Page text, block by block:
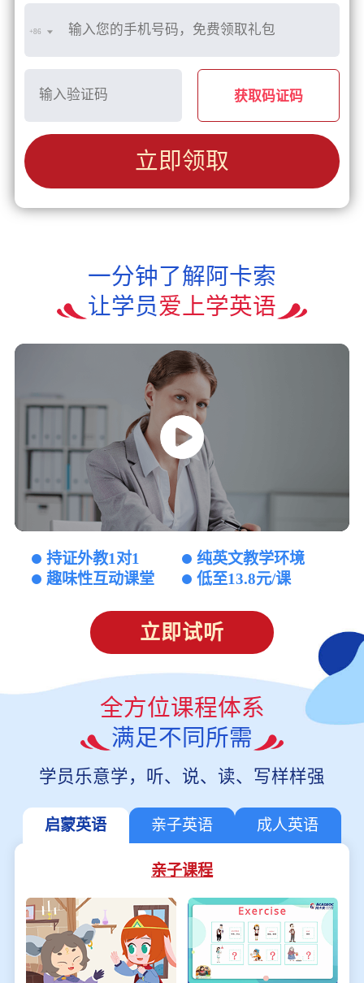
+86
获取码证码
立即领取
一分钟了解阿卡索
让学员爱上学英语
持证外教1对1
纯英文教学环境
趣味性互动课堂
低至13.8元/课
立即试听
全方位课程体系
满足不同所需
学员乐意学，听、说、读、写样样强
启蒙英语 亲子英语 成人英语
亲子课程